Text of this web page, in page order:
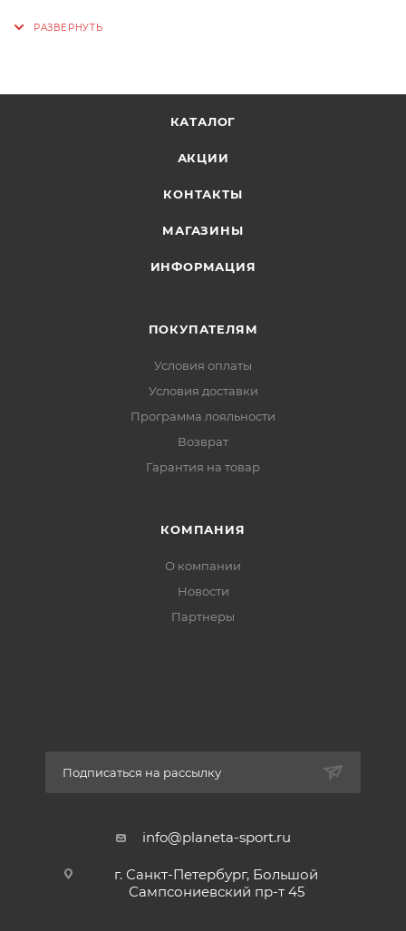
КАТАЛОГ
АКЦИИ
КОНТАКТЫ
МАГАЗИНЫ
ИНФОРМАЦИЯ
ПОКУПАТЕЛЯМ
Условия оплаты
Условия доставки
Программа лояльности
Возврат
Гарантия на товар
КОМПАНИЯ
О компании
Новости
Партнеры
Подписаться на рассылку
info@planeta-sport.ru
г. Санкт-Петербург, Большой
Сампсониевский пр-т 45